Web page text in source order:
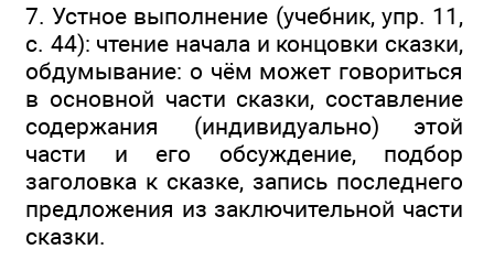
7. Устное выполнение (учебник, упр. 11,
с. 44): чтение начала и концовки сказки,
обдумывание: о чём может говориться
в основной части сказки, составление
содержания (индивидуально) этой
части и его обсуждение, подбор
заголовка к сказке, запись последнего
предложения из заключительной части
сказки.